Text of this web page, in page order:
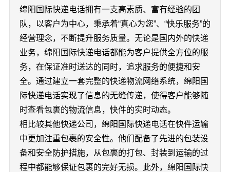
绵阳国际快递电话拥有一支高素质、富有经验的团
队，以客户为中心，秉承着“真心为您”、“快乐服务”的
经营理念，不断提升服务质量。无论是国内外的快递
业务，绵阳国际快递电话都能为客户提供全方位的服
务，在保证准时送达的同时，追求服务的便捷和安
全。通过建立一套完整的快递物流网络系统，绵阳国
际快递电话实现了信息的无缝传递，使得客户能够随
时查看包裹的物流信息，快件的实时动态。
相比较其他快递公司，绵阳国际快递电话在快件运输
中更加注重包裹的安全性。他们配备了先进的包装设
备和安全防护措施，从包裹的打包、封装到运输的过
程中都能够保证包裹的完好无损。此外，绵阳国际快